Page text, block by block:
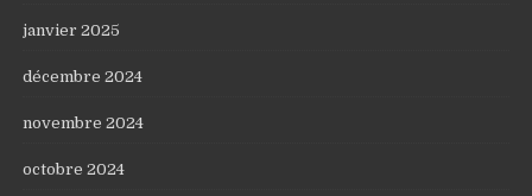
janvier 2025
décembre 2024
novembre 2024
octobre 2024